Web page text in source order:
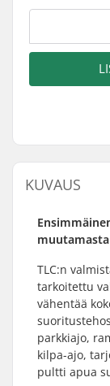
KUVAUS
TLC:n
tarkoitettu
vähentää
parkkiajo,
kilpa-ajo,
pultti apua